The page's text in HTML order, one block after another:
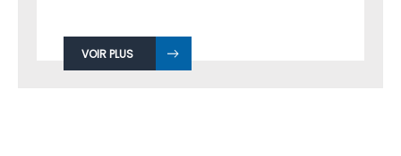
VOIR PLUS